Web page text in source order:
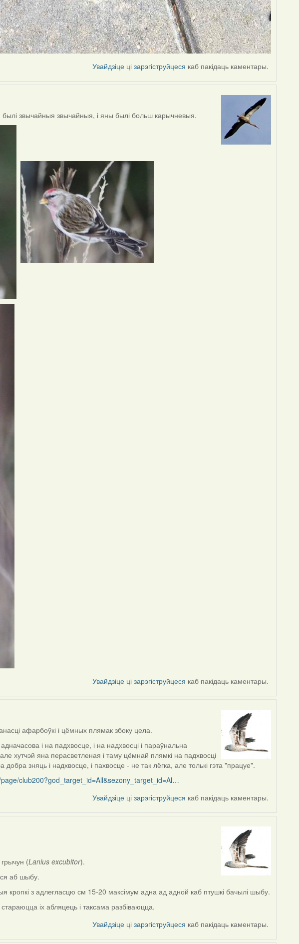
Увайдзіце цізарэгіструйцеся каб пакідаць каментары.
звычайныя звычайныя, і яны былі больш карычневыя.
Увайдзіце цізарэгіструйцеся каб пакідаць каментары.
афарбоўкі і цёмных плямак збоку цела.
і на падхвосце, і на надхвосці і параўнальна
хутчэй яна перасветленая і таму цёмнай плямкі на падхвосці
зняць і надхвосце, і пахвосце - не так лёгка, але толькі гэта "працуе".
club200?god_target_id=All&sezony_target_id=Al…
Увайдзіце цізарэгіструйцеся каб пакідаць каментары.
грычун (Lanius excubitor).
аб шыбу.
кропкі з адлегласцю см 15-20 максімум адна ад адной каб птушкі бачылі шыбу.
іх абляцець і таксама разбіваюцца.
Увайдзіце цізарэгіструйцеся каб пакідаць каментары.